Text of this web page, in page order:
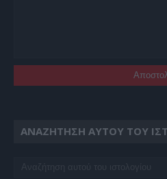
ΑΝΑΖΉΤΗΣΗ ΑΥΤΟΎ ΤΟΥ